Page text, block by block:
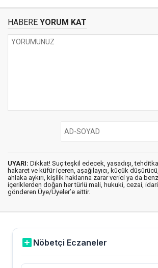
HABERE YORUM KAT
UYARI: Dikkat! Suç teşkil edecek, yasadışı,
hakaret ve küfür içeren, aşağılayıcı, küçük
ahlaka aykırı, kişilik haklarına zarar verici ya da
içeriklerden doğan her türlü mali, hukuki, cezai,
gönderen Üye/Üyeler’e aittir.